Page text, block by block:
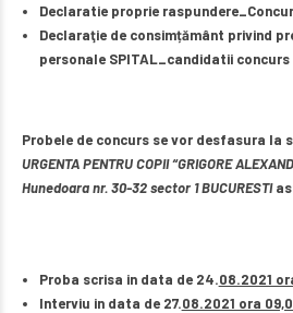
Declaratie proprie
Declaraţie de consimțământ privind
personale SPITAL_candidatii concurs
Probele de concurs se vor desfasura la
URGENTA PENTRU COPII “GRIGORE
Hunedoara nr. 30-32 sector 1 BUCURESTI
Proba scrisa in data de 24.08.2021
Interviu in data de 27.08.2021 ora